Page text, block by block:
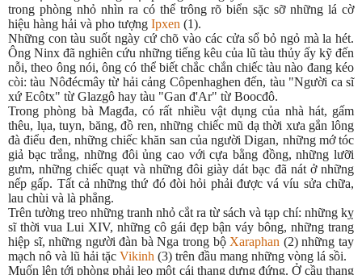
trong phòng nhỏ nhìn ra có thể trông rõ biển sặc sỡ những lá cờ
hiệu hàng hải và pho tượng Ipxen (1).
Những con tàu suốt ngày cứ chõ vào các cửa sổ bỏ ngỏ mà la hét.
Ông Ninx đã nghiên cứu những tiếng kêu của lũ tàu thủy ấy kỹ đến
nỗi, theo ông nói, ông có thể biết chắc chắn chiếc tàu nào đang kéo
còi: tàu Nôđécmây từ hải cảng Côpenhaghen đến, tàu "Người ca sĩ
xứ Ecôtx" từ Glazgô hay tàu "Gan đ'Ar" từ Boocđô.
Trong phòng bà Magđa, có rất nhiều vật dụng của nhà hát, gấm
thêu, lụa, tuyn, băng, đồ ren, những chiếc mũ dạ thời xưa gắn lông
đà điểu đen, những chiếc khăn san của người Digan, những mớ tóc
giả bạc trắng, những đôi ủng cao với cựa bằng đồng, những lưỡi
gưm, những chiếc quạt và những đôi giày dát bạc đã nát ở những
nếp gấp. Tất cả những thứ đó đòi hỏi phải được vá víu sửa chữa,
lau chùi và là phẳng.
Trên tường treo những tranh nhỏ cắt ra từ sách và tạp chí: những kỵ
sĩ thời vua Lui XIV, những cô gái đẹp bận váy bông, những trang
hiệp sĩ, những người đàn bà Nga trong bộ Xaraphan (2) những tay
mạch nô và lũ hải tặc Vikinh (3) trên đầu mang những vòng lá sồi.
Muốn lên tới phòng phải leo một cái thang dựng đứng. Ở cầu thang